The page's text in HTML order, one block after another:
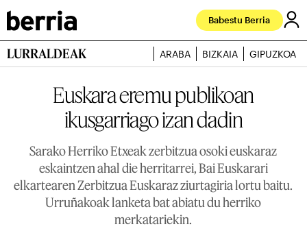
Babestu Berria
LURRALDEAK ARABA BIZKAIA GIPUZKOA
Euskara eremu publikoan
ikusgarriago izan dadin
Sarako Herriko Etxeak zerbitzua osoki euskaraz
eskaintzen ahal die herritarrei, Bai Euskarari
elkartearen Zerbitzua Euskaraz ziurtagiria lortu baitu.
Urruñakoak lanketa bat abiatu du herriko
merkatariekin.